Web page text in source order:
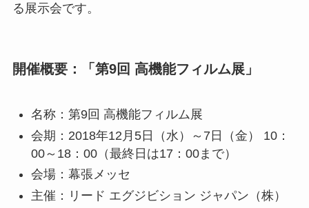
る展示会です。
開催概要：「第9回 高機能フィルム展」
名称：第9回 高機能フィルム展
会期：2018年12月5日（水）～7日（金） 10：
00～18：00（最終日は17：00まで）
会場：幕張メッセ
主催：リード エグジビション ジャパン（株）